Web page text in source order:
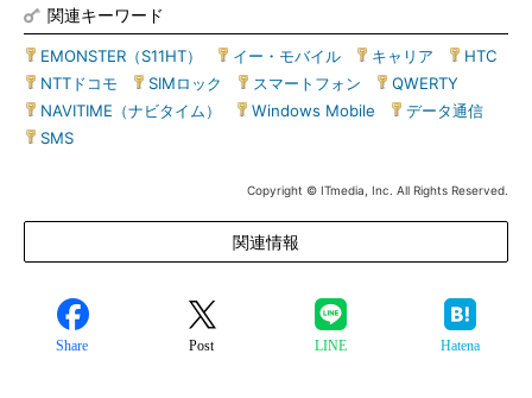
関連キーワード
EMONSTER（S11HT） イー・モバイル キャリア HTC
NTTドコモ
SIMロック スマートフォン QWERTY
NAVITIME（ナビタイム）
Windows Mobile データ通信
SMS
Copyright © ITmedia, Inc. All Rights Reserved.
関連情報
Share Post LINE Hatena